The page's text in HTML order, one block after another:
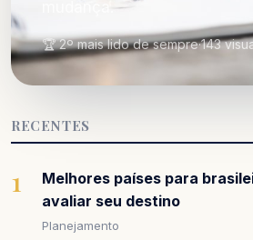
🏆 2º mais lido de sempre·143
RECENTES
1
Melhores países para
avaliar seu destino
Planejamento